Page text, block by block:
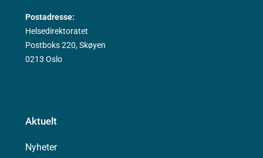
Postadresse:
Helsedirektoratet
Postboks 220, Skøyen
0213 Oslo
Aktuelt
Nyheter